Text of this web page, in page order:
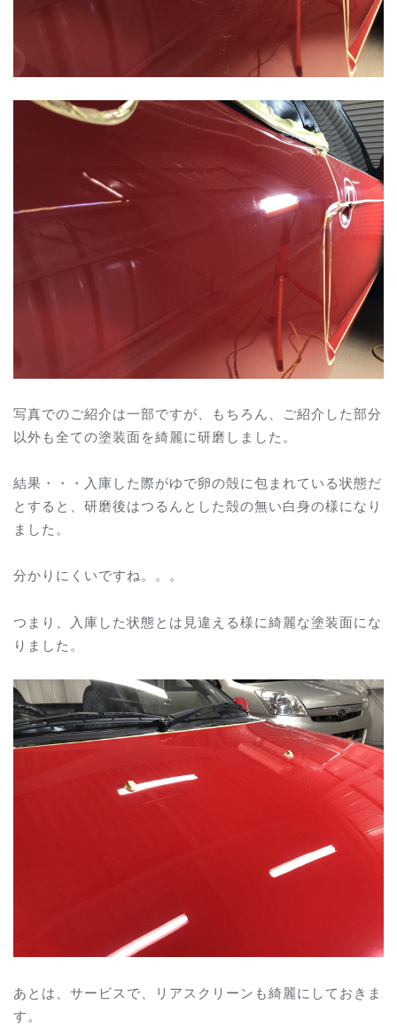
写真でのご紹介は一部ですが、もちろん、ご紹介した部分
以外も全ての塗装面を綺麗に研磨しました。
結果・・・入庫した際がゆで卵の殻に包まれている状態だ
とすると、研磨後はつるんとした殻の無い白身の様になり
ました。
分かりにくいですね。。。
つまり、入庫した状態とは見違える様に綺麗な塗装面にな
りました。
あとは、サービスで、リアスクリーンも綺麗にしておきま
す。